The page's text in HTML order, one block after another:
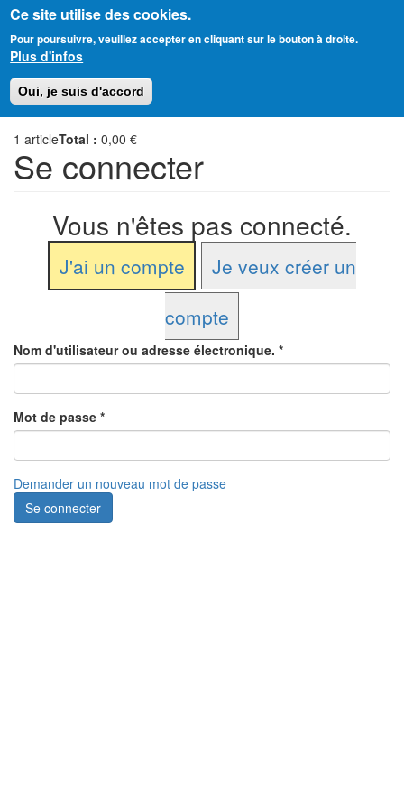
Ce site utilise des cookies.
Pour poursuivre, veuillez accepter en cliquant sur le bouton à droite.
Plus d'infos
Oui, je suis d'accord
au
contenu
principal
Amitié Judéo-Chrétienne de France
1 articleTotal : 0,00 €
Se connecter
Vous n'êtes pas connecté.
J'ai un compte
Je veux créer un
compte
Nom d'utilisateur ou adresse électronique. *
Mot de passe *
Demander un nouveau mot de passe
Se connecter